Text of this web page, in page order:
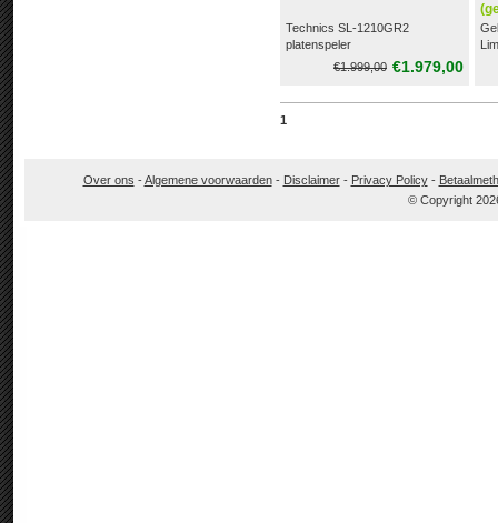
Technics SL-1210GR2
platenspeler
€1.979,00
€1.999,00
1
Over ons -Algemene voorwaarden- Disclaimer- Privacy Policy-
© Copyright